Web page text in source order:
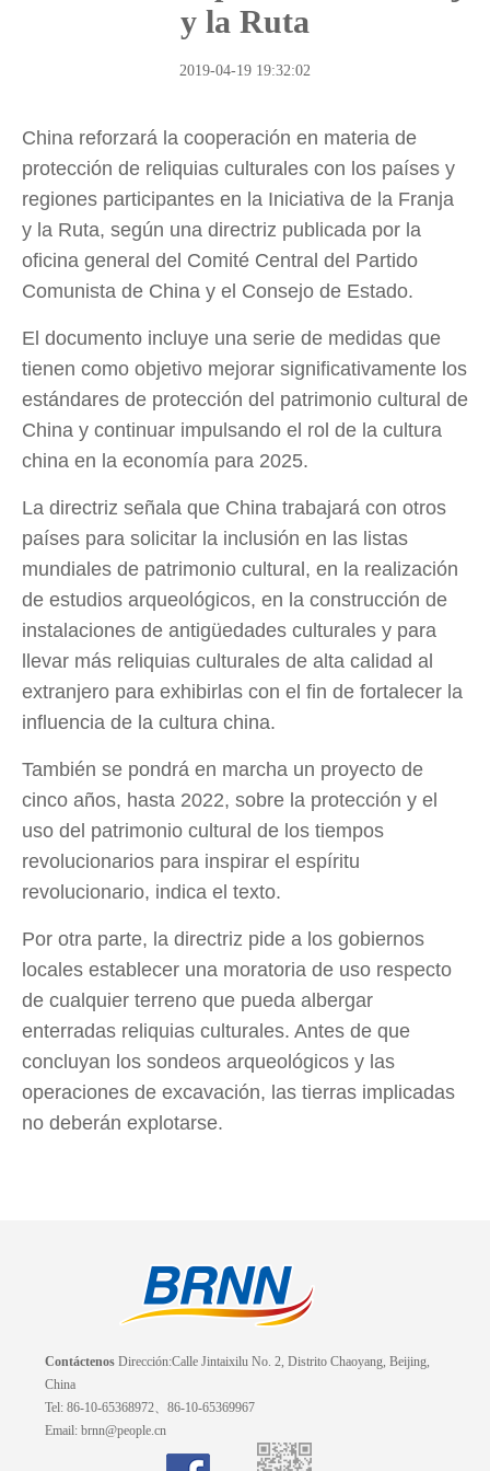
y la Ruta
2019-04-19 19:32:02
China reforzará la cooperación en materia de
protección de reliquias culturales con los países y
regiones participantes en la Iniciativa de la Franja
y la Ruta, según una directriz publicada por la
oficina general del Comité Central del Partido
Comunista de China y el Consejo de Estado.
El documento incluye una serie de medidas que
tienen como objetivo mejorar significativamente los
estándares de protección del patrimonio cultural de
China y continuar impulsando el rol de la cultura
china en la economía para 2025.
La directriz señala que China trabajará con otros
países para solicitar la inclusión en las listas
mundiales de patrimonio cultural, en la realización
de estudios arqueológicos, en la construcción de
instalaciones de antigüedades culturales y para
llevar más reliquias culturales de alta calidad al
extranjero para exhibirlas con el fin de fortalecer la
influencia de la cultura china.
También se pondrá en marcha un proyecto de
cinco años, hasta 2022, sobre la protección y el
uso del patrimonio cultural de los tiempos
revolucionarios para inspirar el espíritu
revolucionario, indica el texto.
Por otra parte, la directriz pide a los gobiernos
locales establecer una moratoria de uso respecto
de cualquier terreno que pueda albergar
enterradas reliquias culturales. Antes de que
concluyan los sondeos arqueológicos y las
operaciones de excavación, las tierras implicadas
no deberán explotarse.
Contáctenos Dirección:Calle Jintaixilu No. 2, Distrito Chaoyang, Beijing,
China
Tel: 86-10-65368972、86-10-65369967
Email: brnn@people.cn